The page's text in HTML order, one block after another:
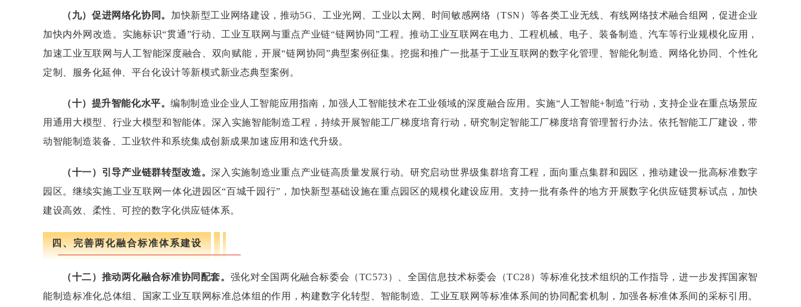
（九）促进网络化协同。 加快新型工业网络建设，推动5G、工业光网、工业以太网、时间敏感网络（TSN）等各类工业无线、有线网络技术融合组网，促进企业
加快内外网改造。实施标识“贯通”行动、工业互联网与重点产业链“链网协同”工程。推动工业互联网在电力、工程机械、电子、装备制造、汽车等行业规模化应用，
加速工业互联网与人工智能深度融合、双向赋能，开展“链网协同”典型案例征集。挖掘和推广一批基于工业互联网的数字化管理、智能化制造、网络化协同、个性化
定制、服务化延伸、平台化设计等新模式新业态典型案例。
（十）提升智能化水平。编制制造业企业人工智能应用指南，加强人工智能技术在工业领域的深度融合应用。实施“人工智能+制造”行动，支持企业在重点场景应
用通用大模型、行业大模型和智能体。深入实施智能制造工程，持续开展智能工厂梯度培育行动，研究制定智能工厂梯度培育管理暂行办法。依托智能工厂建设，带
动智能制造装备、工业软件和系统集成创新成果加速应用和迭代升级。
（十一）引导产业链群转型改造。深入实施制造业重点产业链高质量发展行动。研究启动世界级集群培育工程，面向重点集群和园区，推动建设一批高标准数字
园区。继续实施工业互联网一体化进园区“百城千园行”，加快新型基础设施在重点园区的规模化建设应用。支持一批有条件的地方开展数字化供应链贯标试点，加快
建设高效、柔性、可控的数字化供应链体系。
四、完善两化融合标准体系建设
（十二）推动两化融合标准协同配套。 强化对全国两化融合标委会（TC573）、全国信息技术标委会（TC28）等标准化技术组织的工作指导，进一步发挥国家智
能制造标准化总体组、国家工业互联网标准总体组的作用，构建数字化转型、智能制造、工业互联网等标准体系间的协同配套机制，加强各标准体系间的采标引用。